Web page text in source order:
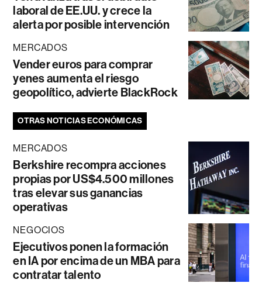
laboral de EE.UU. y crece la
alerta por posible intervención
MERCADOS
Vender euros para comprar
yenes aumenta el riesgo
geopolítico, advierte BlackRock
OTRAS NOTICIAS ECONÓMICAS
MERCADOS
Berkshire recompra acciones
propias por US$4.500 millones
tras elevar sus ganancias
operativas
NEGOCIOS
Ejecutivos ponen la formación
en IA por encima de un MBA para
contratar talento